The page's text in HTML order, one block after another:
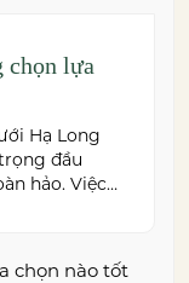
chọn lựa
Hạ Long
đầu
hảo. Việc